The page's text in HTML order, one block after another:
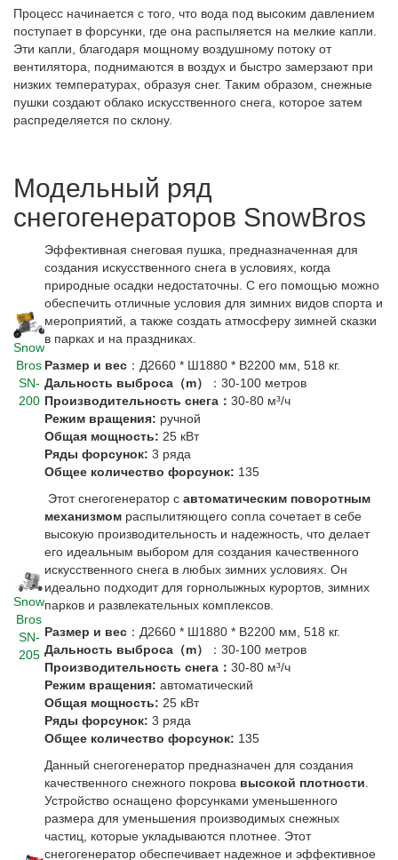
Процесс начинается с того, что вода под высоким давлением
поступает в форсунки, где она распыляется на мелкие капли.
Эти капли, благодаря мощному воздушному потоку от
вентилятора, поднимаются в воздух и быстро замерзают при
низких температурах, образуя снег. Таким образом, снежные
пушки создают облако искусственного снега, которое затем
распределяется по склону.
Модельный ряд
снегогенераторов SnowBros
Snow
Bros
SN-
200
Эффективная снеговая пушка, предназначенная для
создания искусственного снега в условиях, когда
природные осадки недостаточны. С его помощью можно
обеспечить отличные условия для зимних видов спорта и
мероприятий, а также создать атмосферу зимней сказки
в парках и на праздниках.
Размер и вес ： Д2660 * Ш1880 * В2200 мм, 518 кг.
Дальность выброса（m）
： 30-100 метров
Производительность снега： 30-80 м³/ч
Режим вращения: ручной
Общая мощность: 25 кВт
Ряды форсунок: 3 ряда
Общее количество форсунок: 135
Snow
Bros
SN-
205
Этот снегогенератор с автоматическим поворотным
механизмом распылитяющего сопла сочетает в себе
высокую производительность и надежность, что делает
его идеальным выбором для создания качественного
искусственного снега в любых зимних условиях. Он
идеально подходит для горнолыжных курортов, зимних
парков и развлекательных комплексов.
Размер и вес ：Д2660 * Ш1880 * В2200 мм, 518 кг.
Дальность выброса（m）
：30-100 метров
Производительность снега： 30-80 м³/ч
Режим вращения: автоматический
Общая мощность: 25 кВт
Ряды форсунок: 3 ряда
Общее количество форсунок: 135
Данный снегогенератор предназначен для создания
качественного снежного покрова высокой плотности
Устройство оснащено форсунками уменьшенного
размера для уменьшения производимых снежных
частиц, которые укладываются плотнее. Этот
снегогенератор обеспечивает надежное и эффективное